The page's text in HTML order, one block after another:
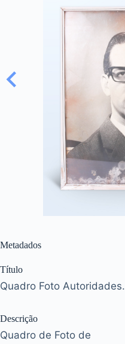
Metadados
Título
Quadro Foto Autoridades.
Descrição
Quadro de Foto de